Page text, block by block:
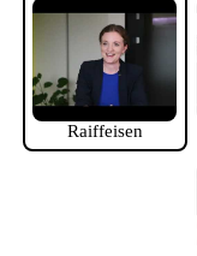
Raiffeisen